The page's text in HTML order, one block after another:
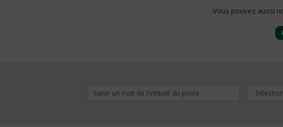
Vous pouvez aussi